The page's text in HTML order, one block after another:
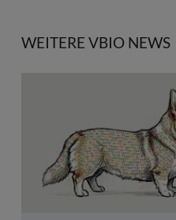
WEITERE VBIO NEWS